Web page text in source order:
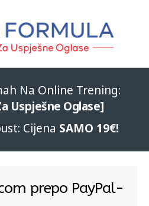
Na Online Trening:
Uspješne Oglase]
Cijena SAMO 19€!
prepo PayPal-